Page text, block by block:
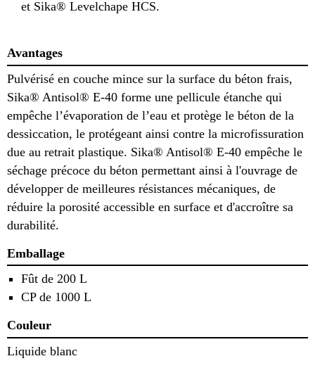
et Sika® Levelchape HCS.
Avantages
Pulvérisé en couche mince sur la surface du béton frais,
Sika® Antisol® E-40 forme une pellicule étanche qui
empêche l’évaporation de l’eau et protège le béton de la
dessiccation, le protégeant ainsi contre la microfissuration
due au retrait plastique. Sika® Antisol® E-40 empêche le
séchage précoce du béton permettant ainsi à l'ouvrage de
développer de meilleures résistances mécaniques, de
réduire la porosité accessible en surface et d'accroître sa
durabilité.
Emballage
Fût de 200 L
CP de 1000 L
Couleur
Liquide blanc